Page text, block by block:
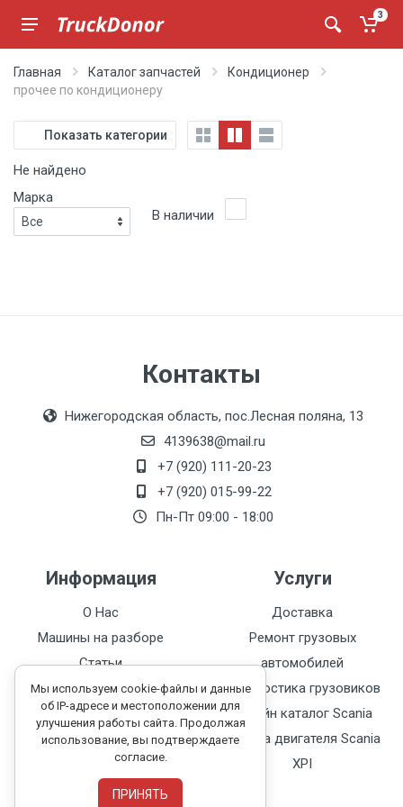
Мы используем cookie-файлы и данные
об IP-адресе и местоположении для
улучшения работы сайта. Продолжая
использование, вы подтверждаете
согласие.
ПРИНЯТЬ
3
Главная Каталог запчастей
Кондиционер
прочее по кондиционеру
Показать категории
Не найдено
Марка
В наличии
Контакты
Нижегородская область, пос.Лесная поляна, 13
4139638@mail.ru
+7 (920) 111-20-23
+7 (920) 015-99-22
Пн-Пт 09:00 - 18:00
Информация
О Нас
Машины на разборе
Статьи
Каталог запчастей
Контакты
Политика
конфиденциальности
Услуги
Доставка
Ремонт грузовых
автомобилей
Диагностика грузовиков
Онлайн каталог Scania
Замена двигателя Scania
XPI